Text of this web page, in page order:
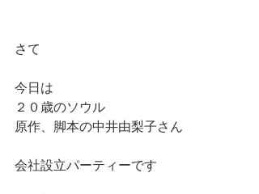
さて
今日は
２０歳のソウル
原作、脚本の中井由梨子さん
会社設立パーティーです